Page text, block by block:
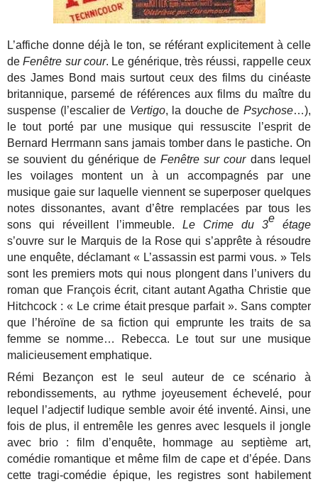
L’affiche donne déjà le ton, se référant explicitement à celle
deFenêtre sur cour. Le générique, très réussi, rappelle ceux
des James Bond mais surtout ceux des films du cinéaste
britannique, parsemé de références aux films du maître du
suspense (l’escalier de Vertigo, la douche de Psychose…),
le tout porté par une musique qui ressuscite l’esprit de
Bernard Herrmann sans jamais tomber dans le pastiche. On
se souvient du générique deFenêtre sur courdans lequel
les voilages montent un à un accompagnés par une
musique gaie sur laquelle viennent se superposer quelques
notes dissonantes, avant d’être remplacées par tous les
sons qui réveillent l’immeuble. Le Crime du 3e étage
s’ouvre sur le Marquis de la Rose qui s’apprête à résoudre
une enquête, déclamant « L’assassin est parmi vous. » Tels
sont les premiers mots qui nous plongent dans l’univers du
roman que François écrit, citant autant Agatha Christie que
Hitchcock : « Le crime était presque parfait ». Sans compter
que l’héroïne de sa fiction qui emprunte les traits de sa
femme se nomme… Rebecca. Le tout sur une musique
malicieusement emphatique.
Rémi Bezançon est le seul auteur de ce scénario à
rebondissements, au rythme joyeusement échevelé, pour
lequel l’adjectif ludique semble avoir été inventé. Ainsi, une
fois de plus, il entremêle les genres avec lesquels il jongle
avec brio : film d’enquête, hommage au septième art,
comédie romantique et même film de cape et d’épée. Dans
cette tragi-comédie épique, les registres sont habilement